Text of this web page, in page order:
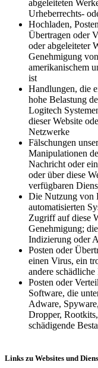
abgeleiteten
Urheberrechts-
Hochladen,
Übertragen oder
oder abgeleiteter
Genehmigung
amerikanischem
ist
Handlungen, die
hohe Belastung
Logitech
dieser Website
Netzwerke
Fälschungen
Manipulationen
Nachricht oder
oder über diese
verfügbaren
Die Nutzung von
automatisierten
Zugriff auf diese
Genehmigung;
Indizierung oder
Posten oder
einen Virus, ein
andere
Posten oder
Software, die
Adware,
Dropper,
schädigende
Links zu Websites und